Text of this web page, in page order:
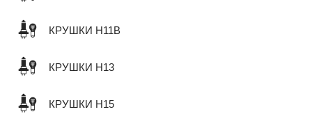
КРУШКИ H11B
КРУШКИ H13
КРУШКИ H15